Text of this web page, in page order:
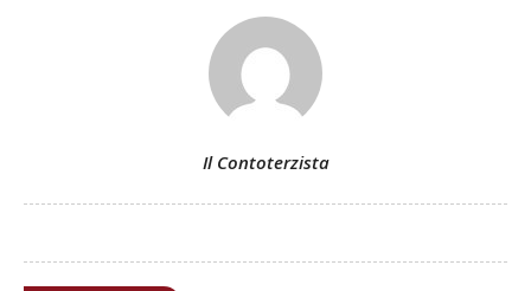
Il Contoterzista